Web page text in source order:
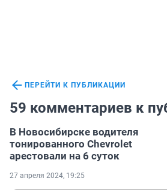
ПЕРЕЙТИ К ПУБЛИКАЦИИ
59 комментариев к
В Новосибирске водителя
тонированного Chevrolet
арестовали на 6 суток
27 апреля 2024, 19:25